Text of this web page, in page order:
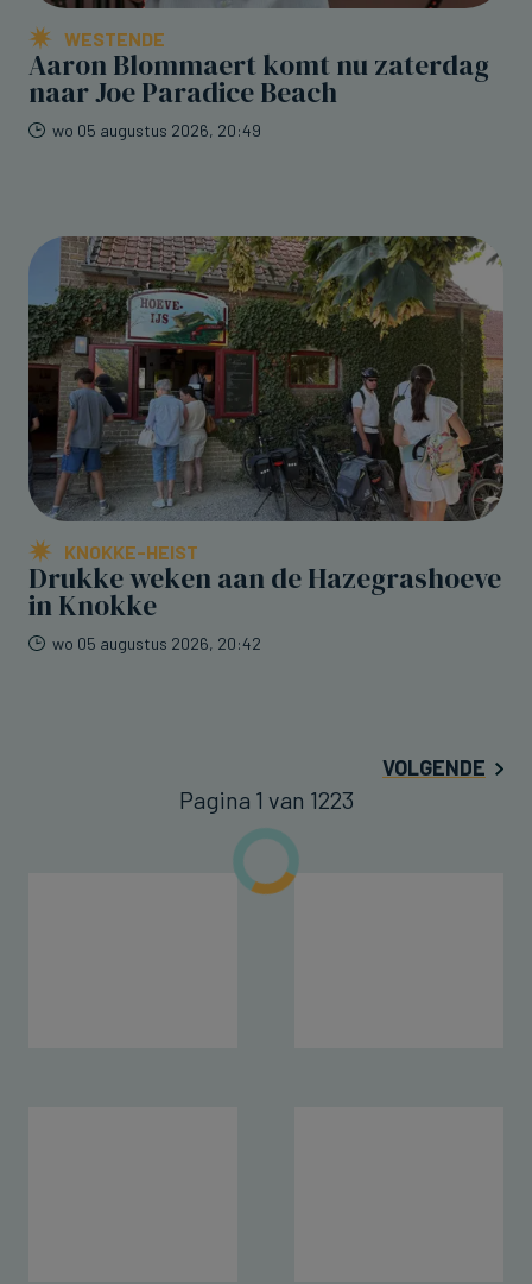
WESTENDE
Aaron Blommaert komt nu zaterdag
naar Joe Paradice Beach
wo 05 augustus 2026, 20:49
KNOKKE-HEIST
Drukke weken aan de Hazegrashoeve
in Knokke
wo 05 augustus 2026, 20:42
VOLGENDE
Pagina 1 van 1223